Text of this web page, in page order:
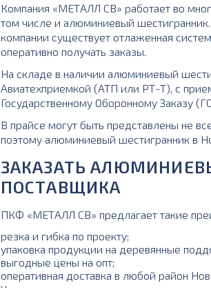
Компания «МЕТАЛЛ СВ» работает во
том числе и алюминиевый
компании существует отлаженная
оперативно получать заказы.
На складе в наличии алюминиевый
Авиатехприемкой (АТП или РТ-Т), с
Государственному Оборонному Заказу
В прайсе могут быть представлены не
поэтому алюминиевый шестигранник в
ЗАКАЗАТЬ
ПОСТАВЩИКА
ПКФ «МЕТАЛЛ СВ» предлагает такие
резка и гибка по проекту;
упаковка продукции на деревянные
выгодные цены на опт;
оперативная доставка в любой район